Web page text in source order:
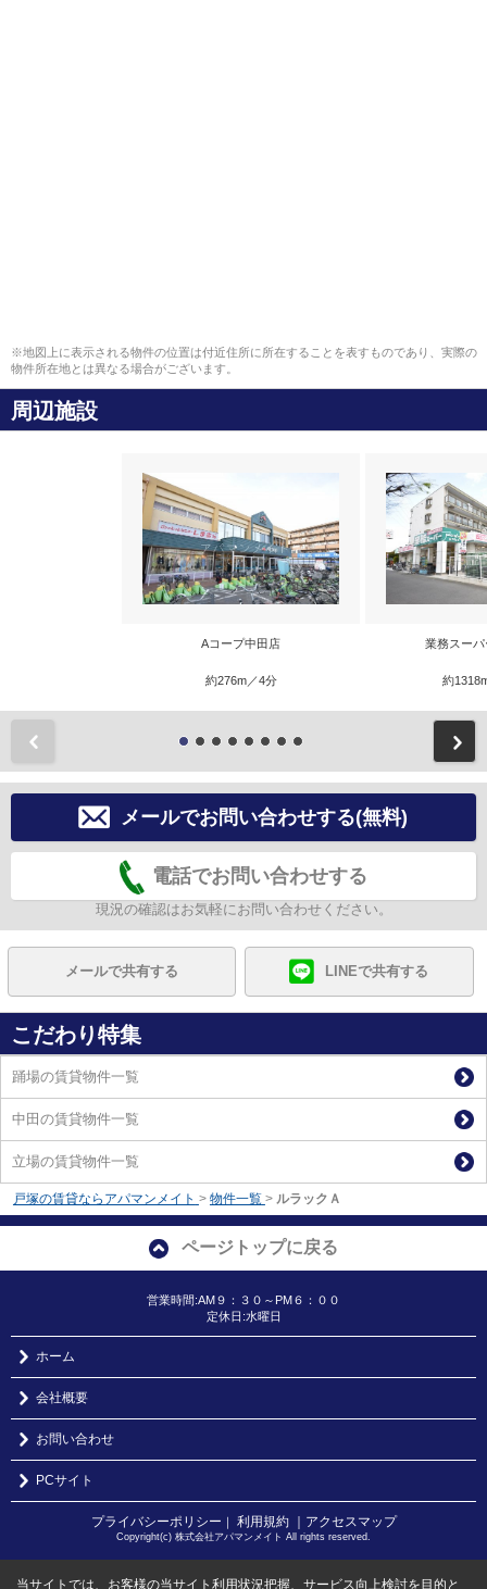
※地図上に表示される物件の位置は付近住所に所在することを表すものであり、実際の
物件所在地とは異なる場合がございます。
周辺施設
Aコープ中田店
約276m／4分
業務スー
約
メールでお問い合わせする(無料)
電話でお問い合わせする
現況の確認はお気軽にお問い合わせください。
メールで共有する LINEで共有する
こだわり特集
踊場の賃貸物件一覧
中田の賃貸物件一覧
立場の賃貸物件一覧
戸塚の賃貸ならアパマンメイト > 物件一覧 > ルラックＡ
ページトップに戻る
営業時間:AM９：３０～PM６：００
定休日:水曜日
ホーム
会社概要
お問い合わせ
PCサイト
プライバシーポリシー 利用規約 ｜アクセスマップ
Copyright(c) 株式会社アパマンメイト All rights reserved.
当サイトでは、お客様の当サイト利用状況把握、サービス向上検討を目的と